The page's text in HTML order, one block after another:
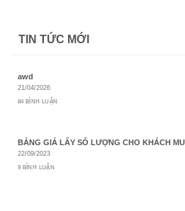
TIN TỨC MỚI
awd
21/04/2026
84 BÌNH LUẬN
BẢNG GIÁ LẤY SỐ LƯỢNG CHO KHÁCH
22/09/2023
9 BÌNH LUẬN